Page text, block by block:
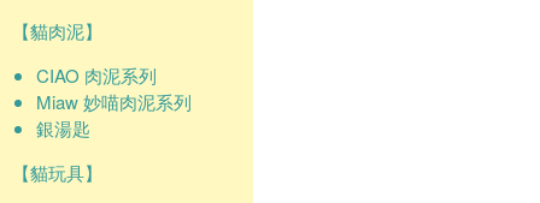
【貓肉泥】
CIAO 肉泥系列
Miaw 妙喵肉泥系列
銀湯匙
【貓玩具】